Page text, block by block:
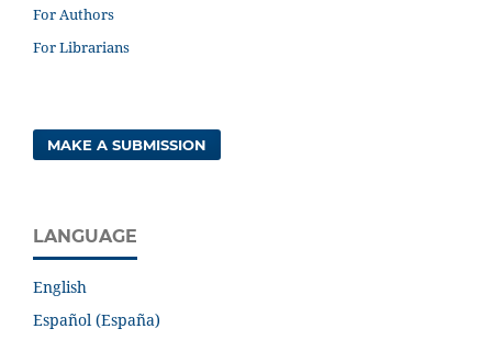
For Authors
For Librarians
MAKE A SUBMISSION
LANGUAGE
English
Español (España)